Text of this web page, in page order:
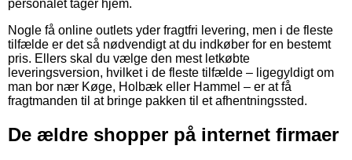
personalet tager hjem.
Nogle få online outlets yder fragtfri levering, men i de fleste
tilfælde er det så nødvendigt at du indkøber for en bestemt
pris. Ellers skal du vælge den mest letkøbte
leveringsversion, hvilket i de fleste tilfælde – ligegyldigt om
man bor nær Køge, Holbæk eller Hammel – er at få
fragtmanden til at bringe pakken til et afhentningssted.
De ældre shopper på internet firmaer